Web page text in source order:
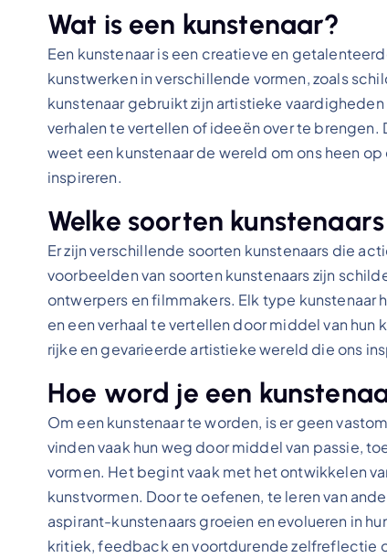
Wat is een kunstenaar?
Een kunstenaar is een creatieve en
kunstwerken in verschillende vormen, zoals
kunstenaar gebruikt zijn artistieke
verhalen te vertellen of ideeën over te
weet een kunstenaar de wereld om ons heen
inspireren.
Welke soorten
Er zijn verschillende soorten kunstenaars die
voorbeelden van soorten kunstenaars zijn
ontwerpers en filmmakers. Elk type
en een verhaal te vertellen door middel van hun
rijke en gevarieerde artistieke wereld die ons
Hoe word je een
Om een kunstenaar te worden, is er geen
vinden vaak hun weg door middel van passie,
vormen. Het begint vaak met het ontwikkelen
kunstvormen. Door te oefenen, te leren van
aspirant-kunstenaars groeien en evolueren in
kritiek, feedback en voortdurende zelfreflectie